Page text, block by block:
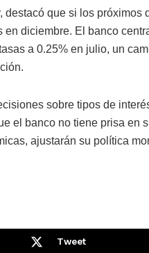
destacó que si los próximos
diciembre. El banco
a 0.25% en julio, un
sobre tipos de
el banco no tiene prisa en
ajustarán su política
Tweet